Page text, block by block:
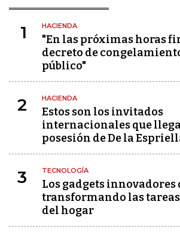
1 HACIENDA
"En las próximas horas
decreto de
público"
2 HACIENDA
Estos son los invitados
internacionales que
posesión de De la
3 TECNOLOGÍA
Los gadgets innovadores
transformando las
del hogar